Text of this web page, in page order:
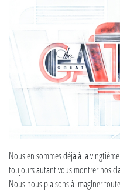
Nous en sommes déjà à la
toujours autant vous montrer nos
Nous nous plaisons à imaginer